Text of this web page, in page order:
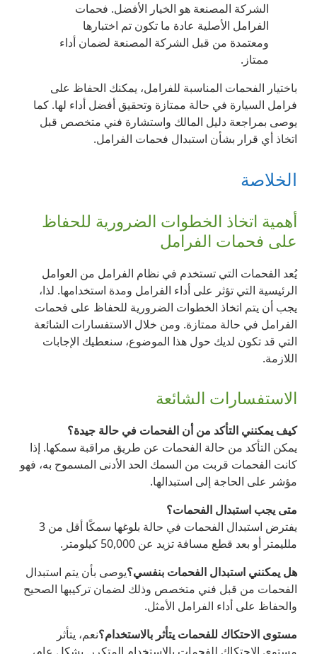
الشركة المصنعة هو الخيار الأفضل. فحمات
الفرامل الأصلية عادة ما تكون تم اختبارها
ومعتمدة من قبل الشركة المصنعة لضمان أداء
ممتاز.
باختيار الفحمات المناسبة للفرامل، يمكنك الحفاظ على
فرامل السيارة في حالة ممتازة وتحقيق أفضل أداء لها. كما
يوصى بمراجعة دليل المالك واستشارة فني متخصص قبل
اتخاذ أي قرار بشأن استبدال فحمات الفرامل.
الخلاصة
أهمية اتخاذ الخطوات الضرورية للحفاظ
على فحمات الفرامل
يُعد الفحمات التي تستخدم في نظام الفرامل من العوامل
الرئيسية التي تؤثر على أداء الفرامل ومدة استخدامها. لذا،
يجب أن يتم اتخاذ الخطوات الضرورية للحفاظ على فحمات
الفرامل في حالة ممتازة. ومن خلال الاستفسارات الشائعة
التي قد تكون لديك حول هذا الموضوع، سنعطيك الإجابات
اللازمة.
الاستفسارات الشائعة
كيف يمكنني التأكد من أن الفحمات في حالة جيدة؟
يمكن التأكد من حالة الفحمات عن طريق مراقبة سمكها. إذا
كانت الفحمات قربت من السمك الحد الأدنى المسموح به، فهو
مؤشر على الحاجة إلى استبدالها.
متى يجب استبدال الفحمات؟
يفترض استبدال الفحمات في حالة بلوغها سمكًا أقل من 3
ملليمتر أو بعد قطع مسافة تزيد عن 50,000 كيلومتر.
هل يمكنني استبدال الفحمات بنفسي؟يوصى بأن يتم استبدال
الفحمات من قبل فني متخصص وذلك لضمان تركيبها الصحيح
والحفاظ على أداء الفرامل الأمثل.
مستوى الاحتكاك للفحمات يتأثر بالاستخدام؟نعم، يتأثر